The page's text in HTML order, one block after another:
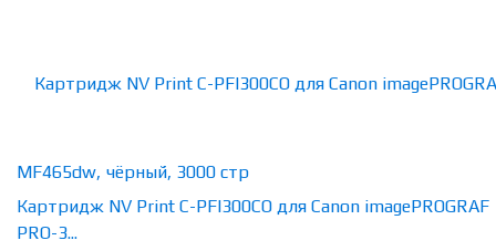
Картридж NV Print C-PFI300CO для Canon imagePROGRAF
PRO-3...